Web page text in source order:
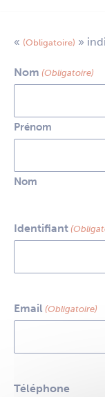
« (Obligatoire) »
Nom (Obligatoire)
Prénom
Nom
Identifiant
Email (Obligatoire)
Téléphone